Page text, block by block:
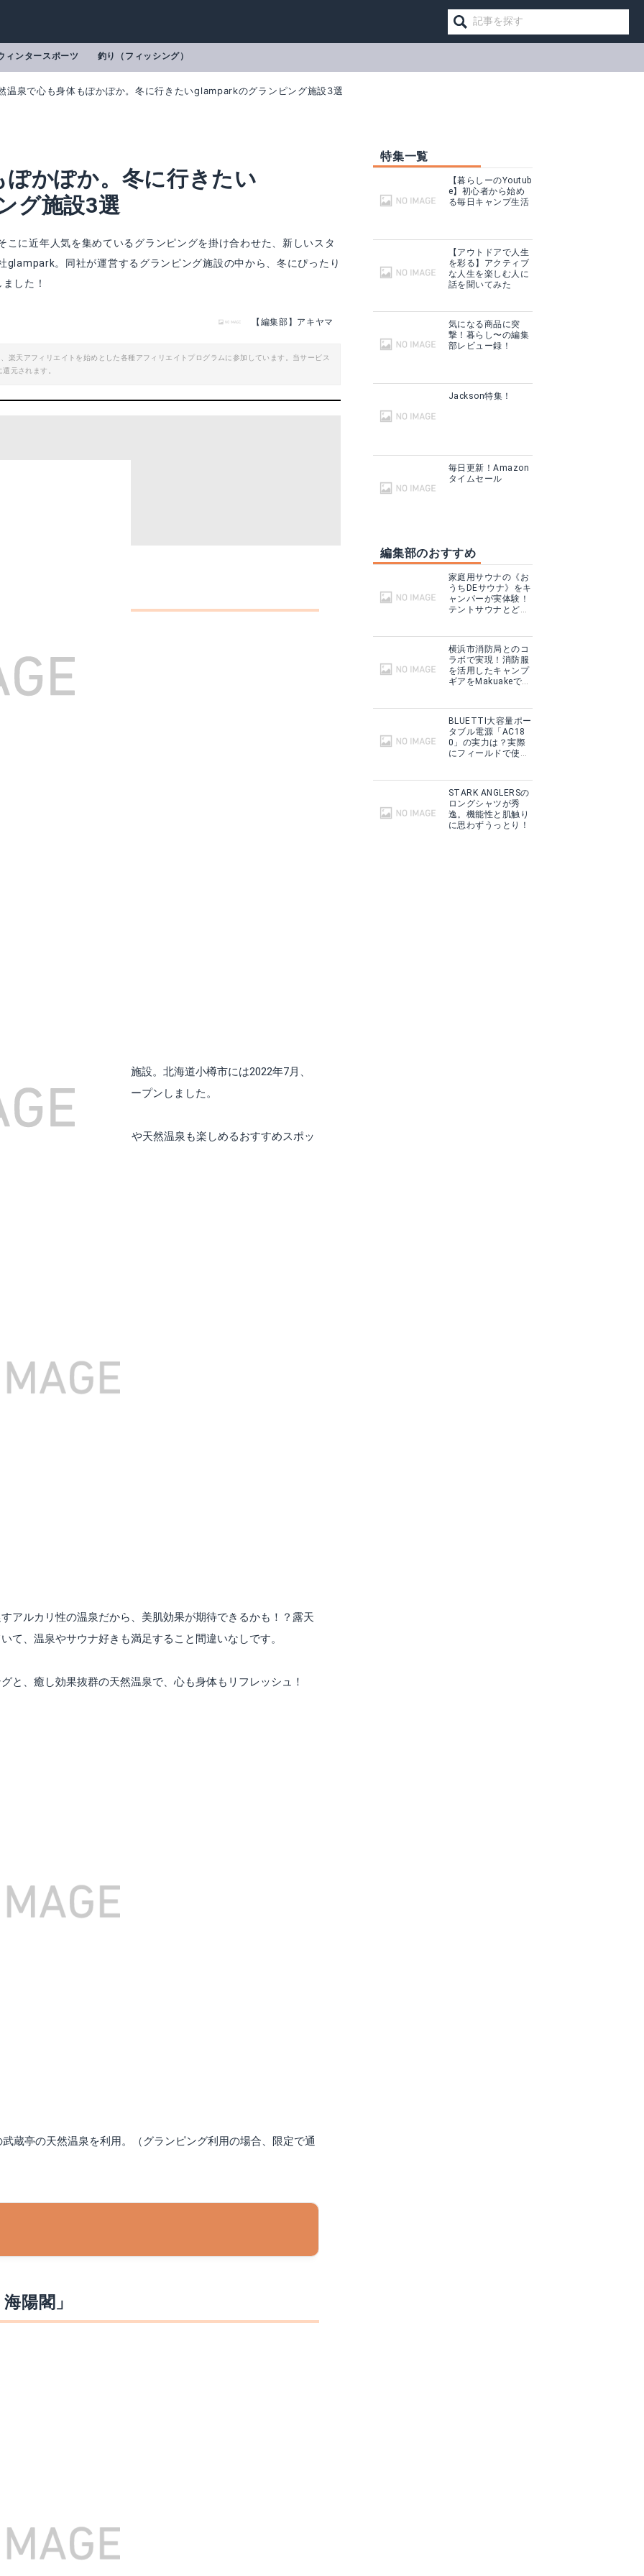
ィンタースポーツ 釣り（フィッシング）
温泉で心も身体もぽかぽか。冬に行きたいglamparkのグランピング施設3選
ぽかぽか。冬に行きたい
グ施設3選
に近年人気を集めているグランピングを掛け合わせた、新しいスタ
glampark。同社が運営するグランピング施設の中から、冬にぴったり
した！
【編集部】アキヤマ
楽天アフィリエイトを始めとした各種アフィリエイトプログラムに参加しています。当サービス
元されます。
glamparkのグランピング施設。北海道小樽市には2022年7月、
小樽はなえみ」がオープンしました。
く、ウィンタースポーツや天然温泉も楽しめるおすすめスポッ
アルカリ性の温泉だから、美肌効果が期待できるかも！？露天
て、温泉やサウナ好きも満足すること間違いなしです。
と、癒し効果抜群の天然温泉で、心も身体もリフレッシュ！
蔵亭の天然温泉を利用。（グランピング利用の場合、限定で通
陽閣」
特集一覧
【暮らしーのYoutub
e】初心者から始め
る毎日キャンプ生活
【アウトドアで人生
を彩る】アクティブ
な人生を楽しむ人に
話を聞いてみた
気になる商品に突
撃！暮らし〜の編集
部レビュー録！
Jackson特集！
毎日更新！Amazon
タイムセール
編集部のおすすめ
家庭用サウナの《お
うちDEサウナ》をキ
ャンパーが実体験！
テントサウナとどこ
横浜市消防局とのコ
ラボで実現！消防服
を活用したキャンプ
ギアをMakuakeで予
BLUETTI大容量ポー
タブル電源「AC18
0」の実力は？実際
にフィールドで使用
STARK ANGLERSの
ロングシャツが秀
逸。機能性と肌触り
に思わずうっとり！